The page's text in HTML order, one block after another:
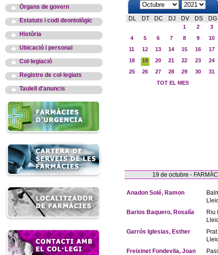
Òrgans de govern
Estatuts i codi deontològic
Història
Ubicació i personal
Col·legiació
Registre de col·legiats
Taulell d'anuncis
DL DT DC DJ DV DS DG
1 2
3
4
5 6 7 8 9
10
11
12 13 14 15 16
17
18
19 20 21 22 23
24
25
26 27 28 29 30
31
TOT EL MES
19 de octubre -
Anadon Solé, Ramon
Barios Baquero, Rosalía
Riu
Garrós Iglesias, Esther
Freixinet Fondevila, Joan